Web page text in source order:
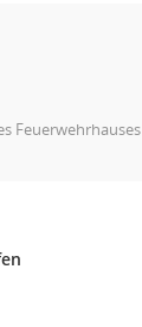
Feuerwehrhauses